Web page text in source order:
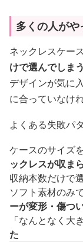
多くの人が
ネックレスケー
けで選んでしま
デザインが気に
に合っていなけ
よくある失敗パ
ケースのサイズ
ックレスが収ま
収納本数だけで
ソフト素材のみ
ーが変形・傷つ
「なんとなく大
た